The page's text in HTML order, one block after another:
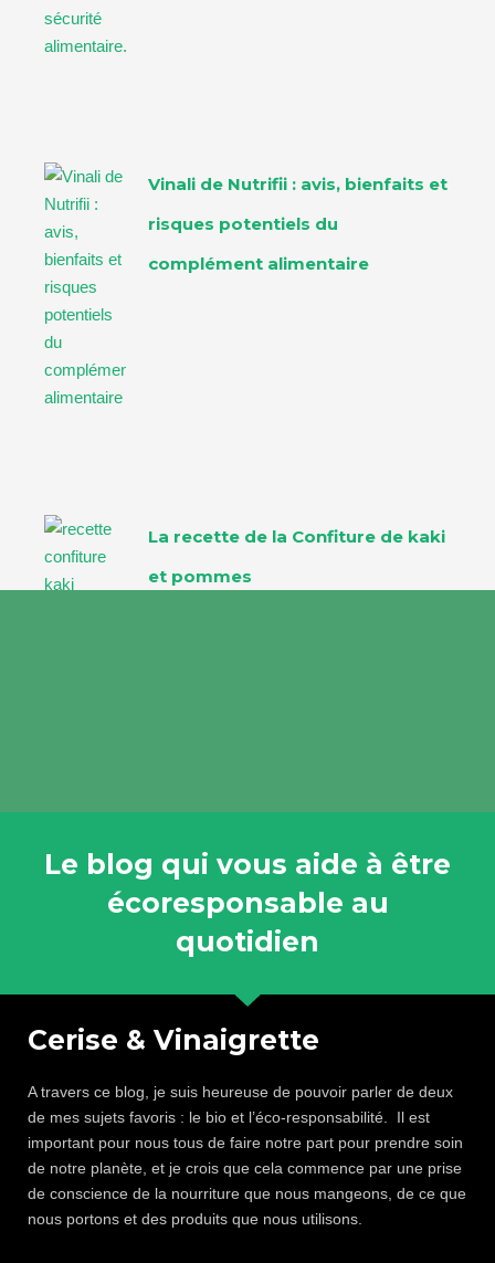
Vinali de Nutrifii : avis, bienfaits et
risques potentiels du
complément alimentaire
La recette de la Confiture de kaki
et pommes
Le blog qui vous aide à être
écoresponsable au
quotidien
Cerise & Vinaigrette
A travers ce blog, je suis heureuse de pouvoir parler de deux
de mes sujets favoris : le bio et l’éco-responsabilité. Il est
important pour nous tous de faire notre part pour prendre soin
de notre planète, et je crois que cela commence par une prise
de conscience de la nourriture que nous mangeons, de ce que
nous portons et des produits que nous utilisons.